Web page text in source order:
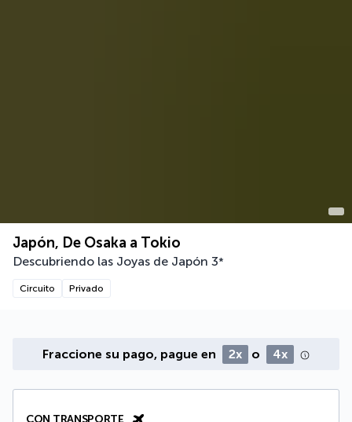
Japón, De Osaka a Tokio
Descubriendo las Joyas de Japón 3*
Circuito Privado
Fraccione su pago, pague en 2x o 4x
CON TRANSPORTE